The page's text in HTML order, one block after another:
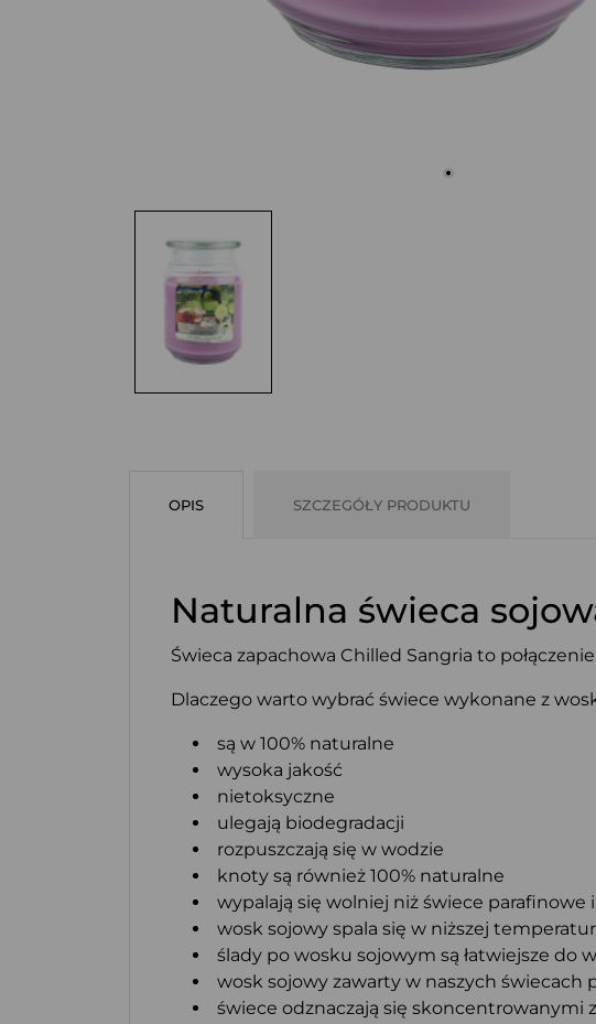
OPIS SZCZEGÓŁY PRODUKTU
Naturalna świeca
Świeca zapachowa Chilled Sangria to
Dlaczego warto wybrać świece wykonane z
są w 100% naturalne
wysoka jakość
nietoksyczne
ulegają biodegradacji
rozpuszczają się w wodzie
knoty są również 100% naturalne
wypalają się wolniej niż świece parafinowe
wosk sojowy spala się w niższej
ślady po wosku sojowym są łatwiejsze do
wosk sojowy zawarty w naszych
świece odznaczają się skoncentrowanymi